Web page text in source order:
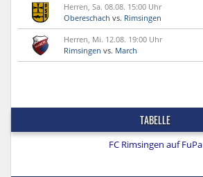
Herren, Sa. 08.08. 15:00 Uhr
Obereschach vs. Rimsingen
Herren, Mi. 12.08. 19:00 Uhr
Rimsingen vs. March
TABELLE
FC Rimsingen auf FuPa